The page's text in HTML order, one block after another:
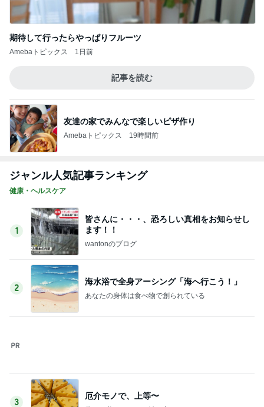
期待して行ったらやっぱりフルーツ
Amebaトピックス 1日前
記事を読む
友達の家でみんなで楽しいピザ作り
Amebaトピックス 19時間前
ジャンル人気記事ランキング
健康・ヘルスケア
1
皆さんに・・・、恐ろしい真相をお知らせし
ます！！
wantonのブログ
2
海水浴で全身アーシング「海へ行こう！」
あなたの身体は食べ物で創られている
3
4
【茨城県下妻市】亡くなった市長の次に当選
した候補者は・・・